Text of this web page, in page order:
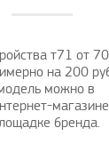
т71 от
на 200
можно в
бренда.